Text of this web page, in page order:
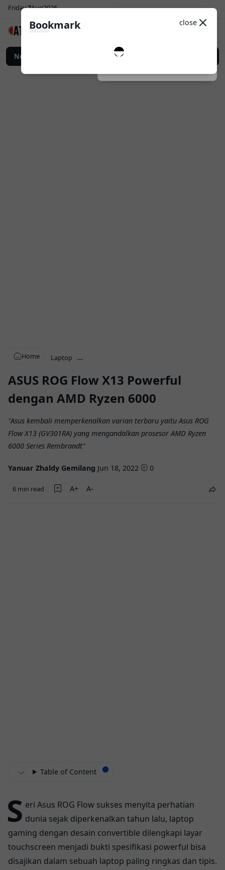
Friday7Aug2026
Light
Newsuntuk Promosi Bisnis yang Lebih Efektif
Home Laptop ...
ASUS ROG Flow X13 Powerful
dengan AMD Ryzen 6000
"Asus kembali memperkenalkan varian terbaru yaitu Asus ROG
Flow X13 (GV301RA) yang mengandalkan prosesor AMD Ryzen
6000 Series Rembrandt"
Yanuar Zhaldy Gemilang Jun 18, 2022 0
6 min read
Table of Content
S eri Asus ROG Flow sukses menyita perhatian
dunia sejak diperkenalkan tahun lalu, laptop
gaming dengan desain convertible dilengkapi layar
touchscreen menjadi bukti spesifikasi powerful bisa
disajikan dalam sebuah laptop paling ringkas dan tipis.
Bookmark close